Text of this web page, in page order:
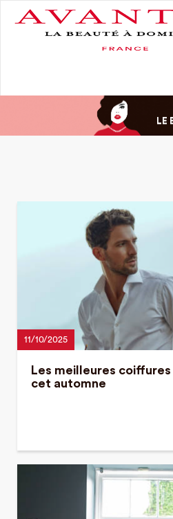
LE
11/10/2025
Les meilleures
cet automne